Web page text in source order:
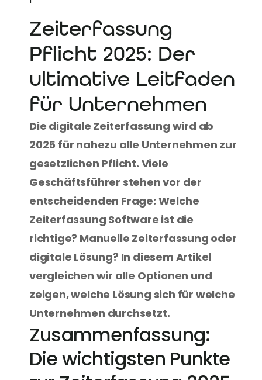
Zeiterfassung
Pflicht 2025: Der
ultimative Leitfaden
für Unternehmen
Die digitale Zeiterfassung wird ab
2025 für nahezu alle Unternehmen zur
gesetzlichen Pflicht. Viele
Geschäftsführer stehen vor der
entscheidenden Frage: Welche
Zeiterfassung Software ist die
richtige? Manuelle Zeiterfassung oder
digitale Lösung? In diesem Artikel
vergleichen wir alle Optionen und
zeigen, welche Lösung sich für welche
Unternehmen durchsetzt.
Zusammenfassung:
Die wichtigsten Punkte